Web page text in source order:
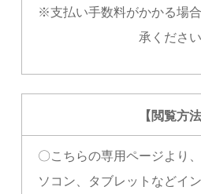
※支払い手数料がかかる場
承ください
【閲覧方法
〇こちらの専用ページより
ソコン、タブレットなどイ